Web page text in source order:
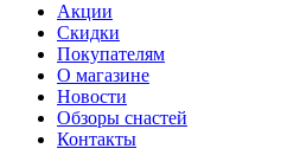
Акции
Скидки
Покупателям
О магазине
Новости
Обзоры снастей
Контакты